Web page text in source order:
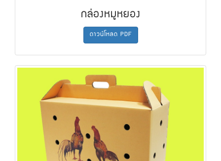
กล่องหมูหยอง
ดาวน์โหลด PDF